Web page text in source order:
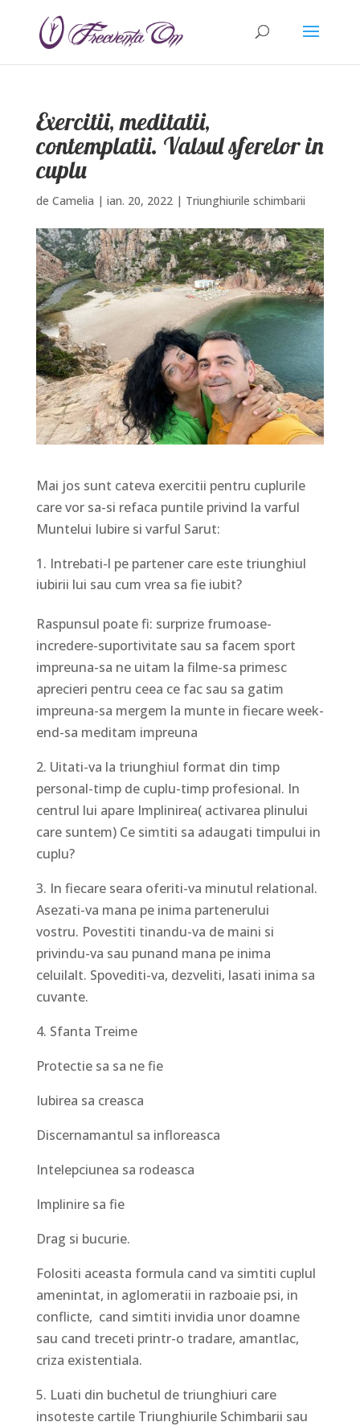
Exercitii, meditatii,
contemplatii. Valsul sferelor in
cuplu
de Camelia | ian. 20, 2022| Triunghiurile schimbarii
Mai jos sunt cateva exercitii pentru cuplurile
care vor sa-si refaca puntile privind la varful
Muntelui Iubire si varful Sarut:
Intrebati-l pe partener care este triunghiul
iubirii lui sau cum vrea sa fie iubit?
Raspunsul poate fi: surprize frumoase-
incredere-suportivitate sau sa facem sport
impreuna-sa ne uitam la filme-sa primesc
aprecieri pentru ceea ce fac sau sa gatim
impreuna-sa mergem la munte in fiecare week-
end-sa meditam impreuna
2. Uitati-va la triunghiul format din timp
personal-timp de cuplu-timp profesional. In
centrul lui apare Implinirea( activarea plinului
care suntem) Ce simtiti sa adaugati timpului in
cuplu?
3. In fiecare seara oferiti-va minutul relational.
Asezati-va mana pe inima partenerului
vostru. Povestiti tinandu-va de maini si
privindu-va sau punand mana pe inima
celuilalt. Spovediti-va, dezveliti, lasati inima sa
cuvante.
4. Sfanta Treime
Protectie sa sa ne fie
Iubirea sa creasca
Discernamantul sa infloreasca
Intelepciunea sa rodeasca
Implinire sa fie
Drag si bucurie.
Folositi aceasta formula cand va simtiti cuplul
amenintat, in aglomeratii in razboaie psi, in
conflicte, cand simtiti invidia unor doamne
sau cand treceti printr-o tradare, amantlac,
criza existentiala.
5. Luati din buchetul de triunghiuri care
insoteste cartile Triunghiurile Schimbarii sau